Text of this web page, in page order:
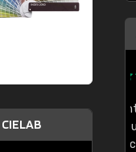
clairement quels
Il y a plusieurs
Design, etc. On ne